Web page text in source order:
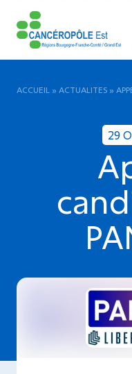
ACCUEIL » ACTUALITES »
29